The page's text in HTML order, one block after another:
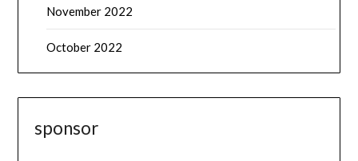
November 2022
October 2022
sponsor